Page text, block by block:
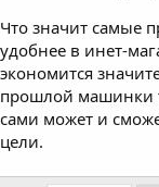
Что значит самые
удобнее в инет-
экономится
прошлой машинки
сами может и
цели.